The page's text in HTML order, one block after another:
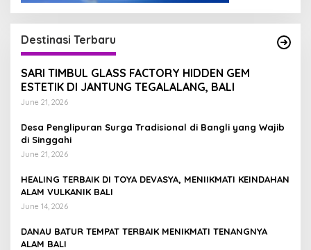
Destinasi Terbaru
SARI TIMBUL GLASS FACTORY HIDDEN GEM
ESTETIK DI JANTUNG TEGALALANG, BALI
June 21, 2026
Desa Penglipuran Surga Tradisional di Bangli yang Wajib
di Singgahi
June 21, 2026
HEALING TERBAIK DI TOYA DEVASYA, MENIIKMATI KEINDAHAN
ALAM VULKANIK BALI
June 14, 2026
DANAU BATUR TEMPAT TERBAIK MENIKMATI TENANGNYA
ALAM BALI